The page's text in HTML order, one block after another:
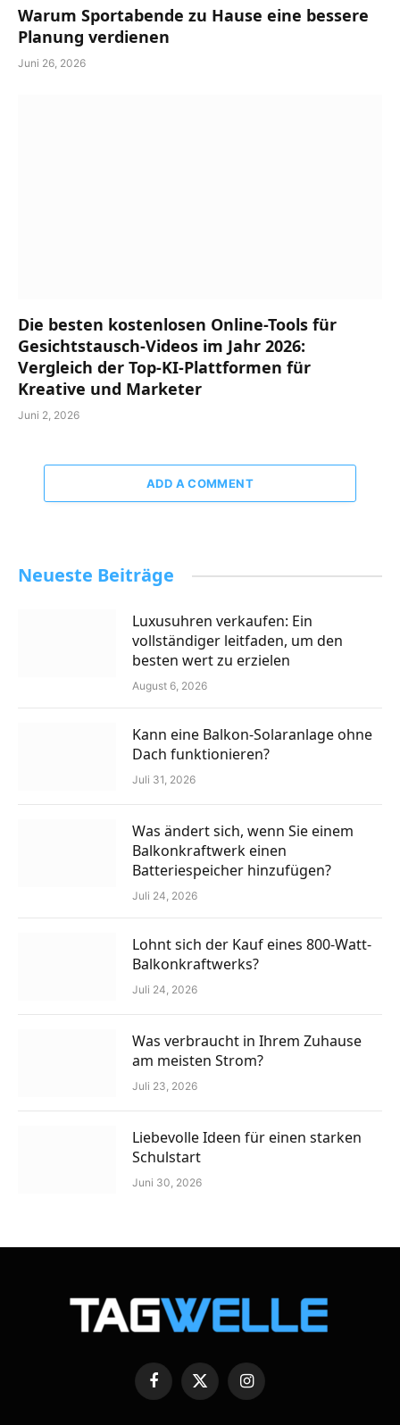
Warum Sportabende zu Hause eine bessere
Planung verdienen
Juni 26, 2026
Die besten kostenlosen Online-Tools für
Gesichtstausch-Videos im Jahr 2026:
Vergleich der Top-KI-Plattformen für
Kreative und Marketer
Juni 2, 2026
ADD A COMMENT
Neueste Beiträge
Luxusuhren verkaufen: Ein
vollständiger leitfaden, um den
besten wert zu erzielen
August 6, 2026
Kann eine Balkon-Solaranlage ohne
Dach funktionieren?
Juli 31, 2026
Was ändert sich, wenn Sie einem
Balkonkraftwerk einen
Batteriespeicher hinzufügen?
Juli 24, 2026
Lohnt sich der Kauf eines 800-Watt-
Balkonkraftwerks?
Juli 24, 2026
Was verbraucht in Ihrem Zuhause
am meisten Strom?
Juli 23, 2026
Liebevolle Ideen für einen starken
Schulstart
Juni 30, 2026
Facebook
X
(Twitter)
Instagram